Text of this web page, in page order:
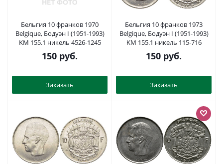
Бельгия 10 франков 1970
Belgique, Бодуэн I (1951-1993)
KM 155.1 никель 4526-1245
150 руб.
Заказать
Бельгия 10 франков 1973
Belgique, Бодуэн I (1951-1993)
KM 155.1 никель 115-716
150 руб.
Заказать